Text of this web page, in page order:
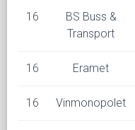
16
BS Buss &
Transport
16 Eramet
16 Vinmonopolet